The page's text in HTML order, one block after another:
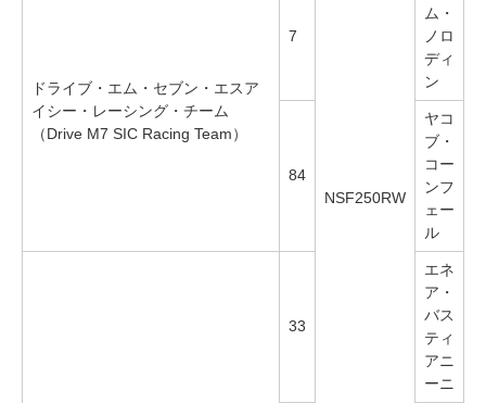
NSF250RW
ドライブ・エム・セブン・エスア
イシー・レーシング・チーム
（Drive M7 SIC Racing Team）
7
ム・
ノロ
ディ
ン
84
ヤコ
ブ・
コー
ンフ
ェー
ル
33
エネ
ア・
バス
ティ
アニ
ーニ